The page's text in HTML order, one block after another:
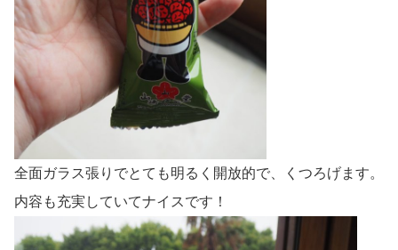
全面ガラス張りでとても明るく開放的で、くつろげます。
内容も充実していてナイスです！